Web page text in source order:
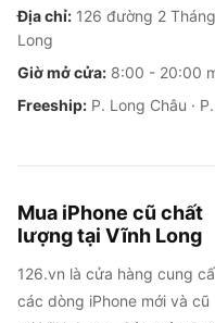
Địa chỉ: 126 đường 2
Long
Giờ mở cửa: 8:00 - 20:00
Freeship: P. Long Châu ·
Mua iPhone cũ chất
lượng tại Vĩnh Long
126.vn là cửa hàng cung
các dòng iPhone mới và cũ